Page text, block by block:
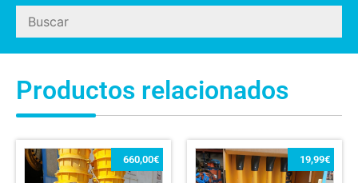
Productos relacionados
660,00€ 19,99€